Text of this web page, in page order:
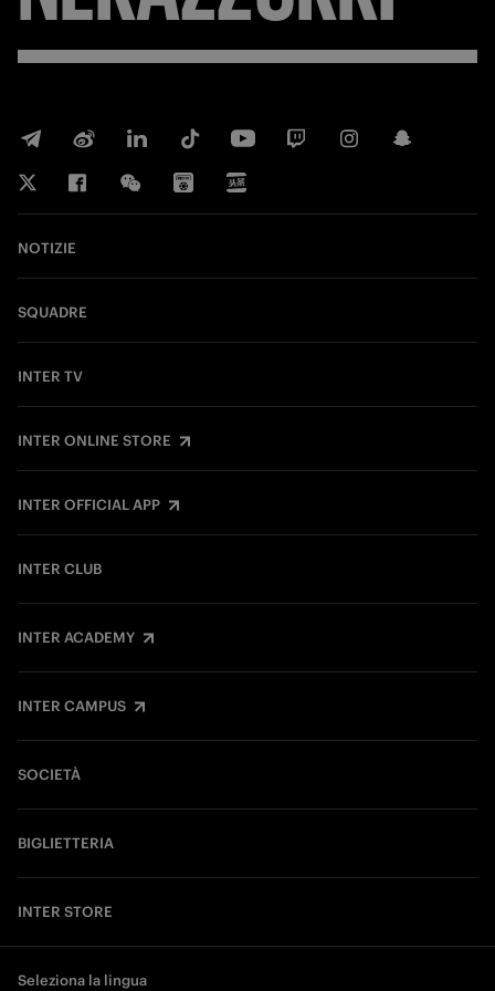
NOTIZIE
SQUADRE
INTER TV
INTER ONLINE STORE
INTER OFFICIAL APP
INTER CLUB
INTER ACADEMY
INTER CAMPUS
SOCIETÀ
BIGLIETTERIA
INTER STORE
Seleziona la lingua